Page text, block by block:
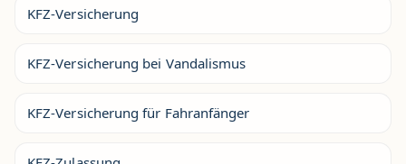
KFZ-Versicherung
KFZ-Versicherung bei Vandalismus
KFZ-Versicherung für Fahranfänger